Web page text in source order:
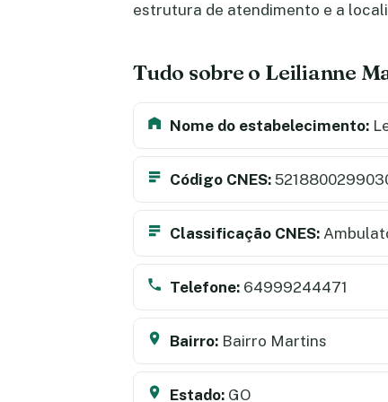
estrutura de atendimento e a
Tudo sobre o Leilianne
Nome do estabelecimento:
Código CNES:
Classificação CNES:
Telefone: 64999244471
Bairro: Bairro Martins
Estado: GO